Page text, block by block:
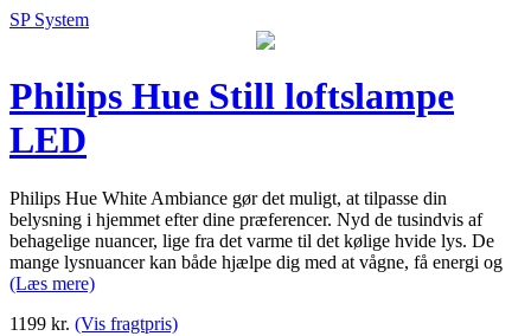
SP System
Philips Hue Still loftslampe
LED
Philips Hue White Ambiance gør det muligt, at tilpasse din
belysning i hjemmet efter dine præferencer. Nyd de tusindvis af
behagelige nuancer, lige fra det varme til det kølige hvide lys. De
mange lysnuancer kan både hjælpe dig med at vågne, få energi og
(Læs mere)
1199 kr. (Vis fragtpris)